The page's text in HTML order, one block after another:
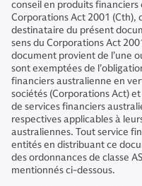
conseil en produits
Corporations Act 2001 (Cth),
destinataire du présent
sens du Corporations Act
document provient de l’une
sont exemptées de
financiers australienne en
sociétés (Corporations Act)
de services financiers
respectives applicables à
australiennes. Tout service
entités en distribuant ce
des ordonnances de classe
mentionnés ci-dessous.